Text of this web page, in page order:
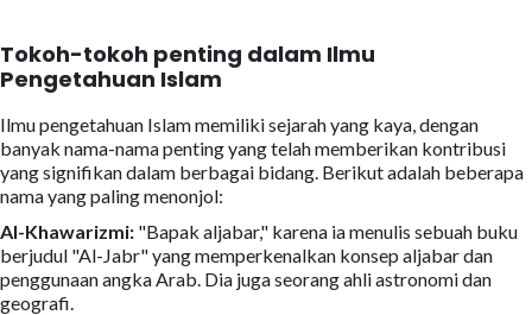
Tokoh-tokoh penting dalam Ilmu
Pengetahuan Islam
Ilmu pengetahuan Islam memiliki sejarah yang kaya, dengan
banyak nama-nama penting yang telah memberikan kontribusi
yang signifikan dalam berbagai bidang. Berikut adalah beberapa
nama yang paling menonjol:
Al-Khawarizmi: "Bapak aljabar," karena ia menulis sebuah buku
berjudul "Al-Jabr" yang memperkenalkan konsep aljabar dan
penggunaan angka Arab. Dia juga seorang ahli astronomi dan
geografi.